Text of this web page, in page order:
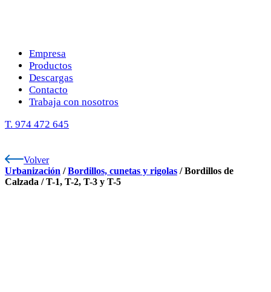
Empresa
Productos
Descargas
Contacto
Trabaja con nosotros
T. 974 472 645
Volver
Urbanización /Bordillos, cunetas y rigolas /Bordillos de
Calzada /T-1, T-2, T-3 y T-5